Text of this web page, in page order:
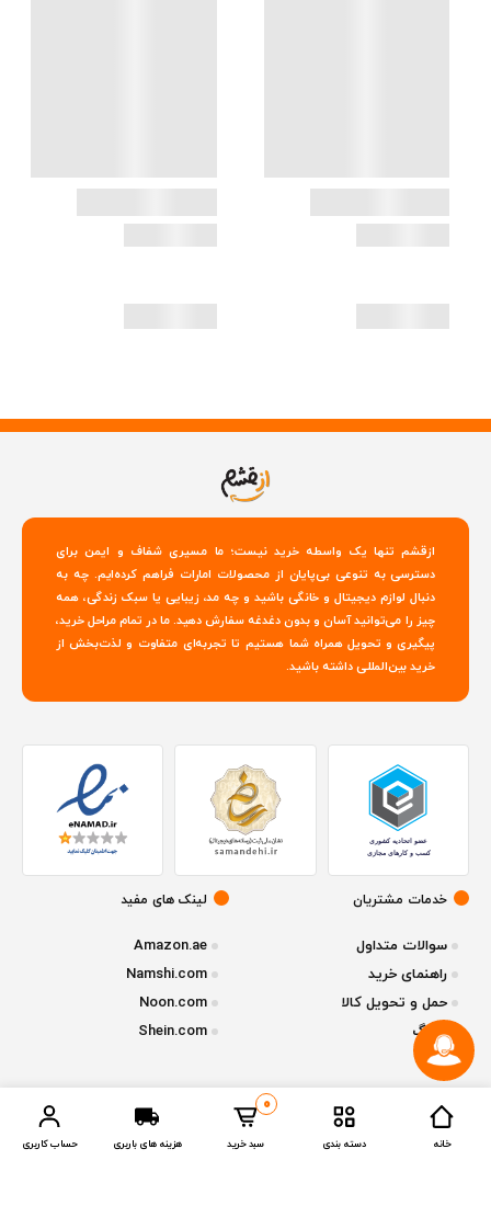
ازقشم تنها یک واسطه خرید نیست؛ ما مسیری شفاف و ایمن برای
دسترسی به تنوعی بی‌پایان از محصولات امارات فراهم کرده‌ایم. چه به
دنبال لوازم دیجیتال و خانگی باشید و چه مد، زیبایی یا سبک زندگی، همه
چیز را می‌توانید آسان و بدون دغدغه سفارش دهید. ما در تمام مراحل خرید،
پیگیری و تحویل همراه شما هستیم تا تجربه‌ای متفاوت و لذت‌بخش از
خرید بین‌المللی داشته باشید.
خدمات مشتریان
سوالات متداول
راهنمای خرید
حمل و تحویل کالا
وبلاگ
لینک های مفید
Amazon.ae
Namshi.com
Noon.com
Shein.com
خانه دسته بندی
0
سبد خرید هزینه های باربری حساب کاربری